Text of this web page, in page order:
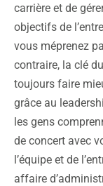
carrière et de
objectifs de
vous méprenez
contraire, la clé
toujours faire
grâce au
les gens
de concert avec
l’équipe et de
affaire